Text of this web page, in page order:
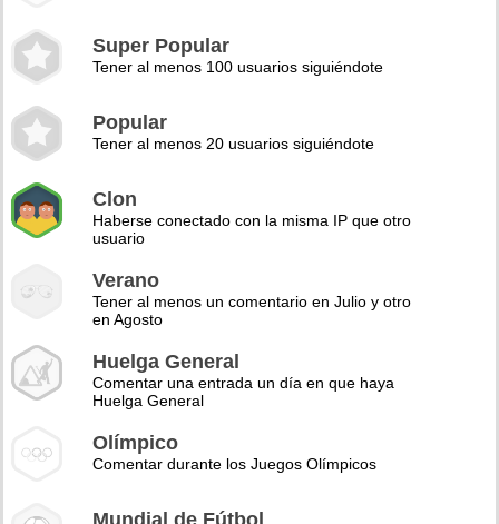
Super Popular
Tener al menos 100 usuarios siguiéndote
Popular
Tener al menos 20 usuarios siguiéndote
Clon
Haberse conectado con la misma IP que otro
usuario
Verano
Tener al menos un comentario en Julio y otro
en Agosto
Huelga General
Comentar una entrada un día en que haya
Huelga General
Olímpico
Comentar durante los Juegos Olímpicos
Mundial de Fútbol